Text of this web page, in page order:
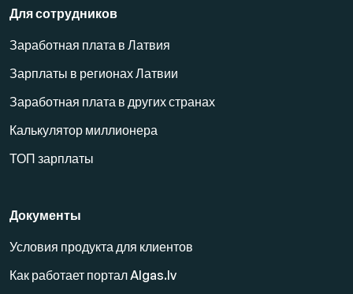
Для сотрудников
Заработная плата в Латвия
Зарплаты в регионах Латвии
Заработная плата в других странах
Калькулятор миллионера
ТОП зарплаты
Документы
Условия продукта для клиентов
Как работает портал Algas.lv